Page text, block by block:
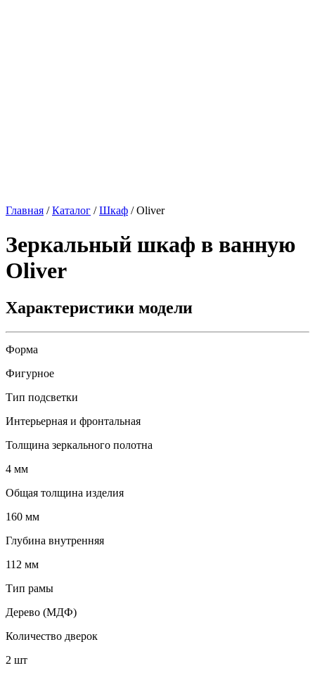
Главная /Каталог /Шкаф /Oliver
Зеркальный шкаф в ванную
Oliver
Характеристики модели
Форма
Фигурное
Тип подсветки
Интерьерная и фронтальная
Толщина зеркального полотна
4 мм
Общая толщина изделия
160 мм
Глубина внутренняя
112 мм
Тип рамы
Дерево (МДФ)
Количество дверок
2 шт